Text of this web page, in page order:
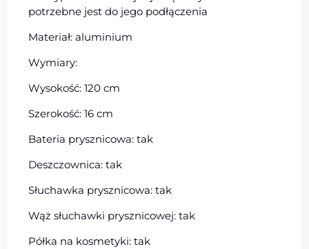
potrzebne jest do jego podłączenia
Materiał: aluminium
Wymiary:
Wysokość: 120 cm
Szerokość: 16 cm
Bateria prysznicowa: tak
Deszczownica: tak
Słuchawka prysznicowa: tak
Wąż słuchawki prysznicowej: tak
Półka na kosmetyki: tak